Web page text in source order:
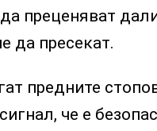
преценяват
да пресекат.
предните
че е